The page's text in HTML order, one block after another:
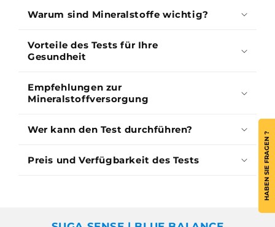
Warum sind Mineralstoffe wichtig?
Vorteile des Tests für Ihre
Gesundheit
Empfehlungen zur
Mineralstoffversorgung
Wer kann den Test durchführen?
Preis und Verfügbarkeit des Tests HABEN SIE FRAGEN ?